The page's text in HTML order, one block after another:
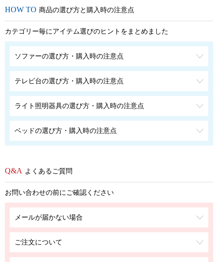
商品の選び方と購入時の注意点
カテゴリー毎にアイテム選びのヒントをまとめました
ソファーの選び方・購入時の注意点
テレビ台の選び方・購入時の注意点
ライト照明器具の選び方・購入時の注意点
ベッドの選び方・購入時の注意点
よくあるご質問
お問い合わせの前にご確認ください
メールが届かない場合
ご注文について